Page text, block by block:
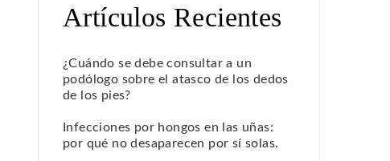
Artículos Recientes
¿Cuándo se debe consultar a un
podólogo sobre el atasco de los dedos
de los pies?
Infecciones por hongos en las uñas:
por qué no desaparecen por sí solas.